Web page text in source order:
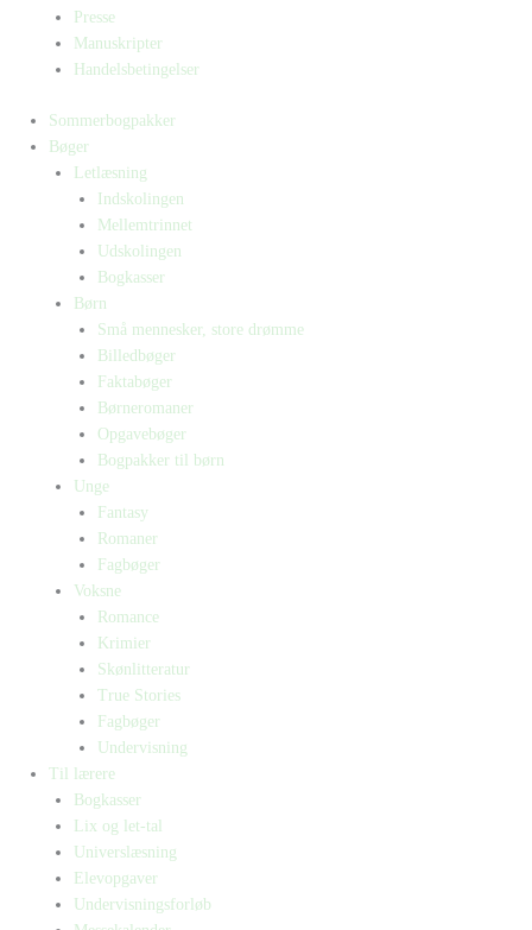
Presse
Manuskripter
Handelsbetingelser
Sommerbogpakker
Bøger
Letlæsning
Indskolingen
Mellemtrinnet
Udskolingen
Bogkasser
Børn
Små mennesker, store drømme
Billedbøger
Faktabøger
Børneromaner
Opgavebøger
Bogpakker til børn
Unge
Fantasy
Romaner
Fagbøger
Voksne
Romance
Krimier
Skønlitteratur
True Stories
Fagbøger
Undervisning
Til lærere
Bogkasser
Lix og let-tal
Universlæsning
Elevopgaver
Undervisningsforløb